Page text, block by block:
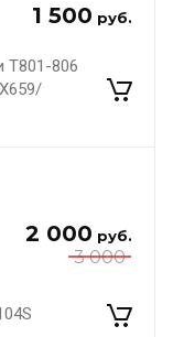
1 500 руб.
T801-806
3 000
2 000 руб.